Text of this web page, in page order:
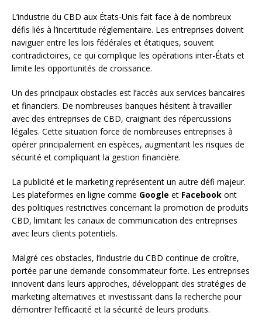
L’industrie du CBD aux États-Unis fait face à de nombreux
défis liés à l’incertitude réglementaire. Les entreprises doivent
naviguer entre les lois fédérales et étatiques, souvent
contradictoires, ce qui complique les opérations inter-États et
limite les opportunités de croissance.
Un des principaux obstacles est l’accès aux services bancaires
et financiers. De nombreuses banques hésitent à travailler
avec des entreprises de CBD, craignant des répercussions
légales. Cette situation force de nombreuses entreprises à
opérer principalement en espèces, augmentant les risques de
sécurité et compliquant la gestion financière.
La publicité et le marketing représentent un autre défi majeur.
Les plateformes en ligne comme Google et Facebook ont
des politiques restrictives concernant la promotion de produits
CBD, limitant les canaux de communication des entreprises
avec leurs clients potentiels.
Malgré ces obstacles, l’industrie du CBD continue de croître,
portée par une demande consommateur forte. Les entreprises
innovent dans leurs approches, développant des stratégies de
marketing alternatives et investissant dans la recherche pour
démontrer l’efficacité et la sécurité de leurs produits.